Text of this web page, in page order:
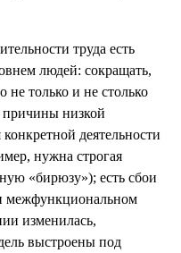
труда есть
людей: сокращать,
не только и не столько
причины низкой
деятельности
нужна строгая
«бирюзу»); есть сбои
межфункциональном
изменилась,
выстроены под